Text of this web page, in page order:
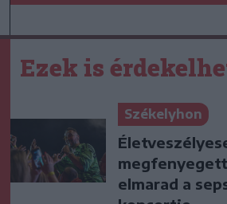
Ezek is
Székelyhon
elmarad a